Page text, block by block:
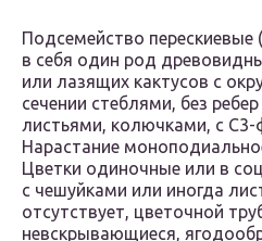
Подсемейство перескиевые (
в себя один род
или лазящих кактусов с
сечении стеблями, без
листьями, колючками, с С3-
Нарастание
Цветки одиночные или в
с чешуйками или иногда
отсутствует, цветочной
невскрывающиеся,